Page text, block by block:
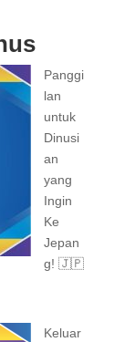
Panggi
lan
untuk
Dinusi
an
yang
Ingin
Ke
Jepan
g! 🇯🇵
Keluar